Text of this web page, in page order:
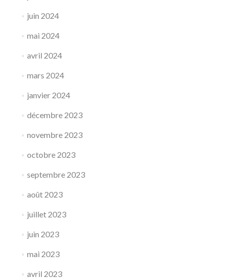
juin 2024
mai 2024
avril 2024
mars 2024
janvier 2024
décembre 2023
novembre 2023
octobre 2023
septembre 2023
août 2023
juillet 2023
juin 2023
mai 2023
avril 2023